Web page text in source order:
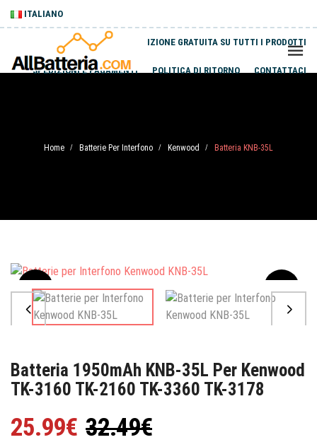
ITALIANO
SPEDIZIONE GRATUITA SU TUTTI I PRODOTTI
SPEDIZIONI E PAGAMENTI POLITICA DI RITORNO CONTATTACI
Home / Batterie Per Interfono / Kenwood / Batteria KNB-35L
Sale
Batteria 1950mAh KNB-35L Per Kenwood
TK-3160 TK-2160 TK-3360 TK-3178
25.99€ 32.49€